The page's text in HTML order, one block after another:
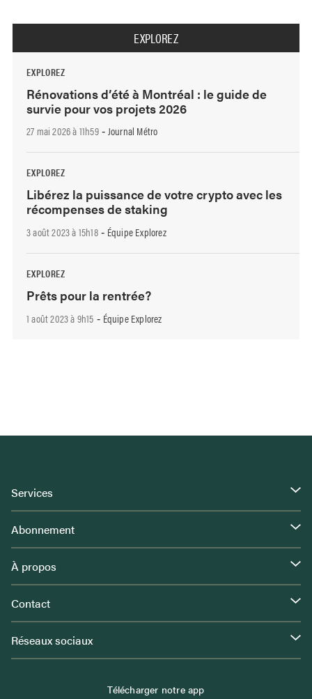
EXPLOREZ
EXPLOREZ
Rénovations d’été à Montréal : le guide de
survie pour vos projets 2026
27 mai 2026 à 11h59- Journal Métro
EXPLOREZ
Libérez la puissance de votre crypto avec les
récompenses de staking
3 août 2023 à 15h18- Équipe Explorez
EXPLOREZ
Prêts pour la rentrée?
1 août 2023 à 9h15 - Équipe Explorez
Services
Abonnement
À propos
Contact
Réseaux sociaux
Télécharger notre app